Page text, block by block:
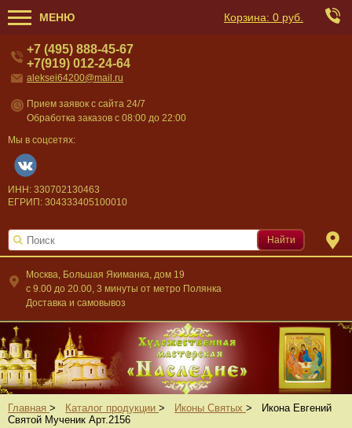
МЕНЮ Корзина: 0 руб.
Москва, Большая Якиманка, дом 19
c 9.00 до 20.00, 3 минуты от метро Полянка
Доставка и самовывоз
+7 (495) 888-45-67
+7(919) 012-24-64
aleksei64200@mail.ru
Прием заявок с сайта 24/7
Обработка заказов с 08:00 до 22:00
Мы в соцсетях:
ИНН: 330702130463
ЕГРИП: 304333405100010
Найти
Главная > Каталог продукции > Иконы Святых >
Икона Евгений
Святой Мученик Арт.2156